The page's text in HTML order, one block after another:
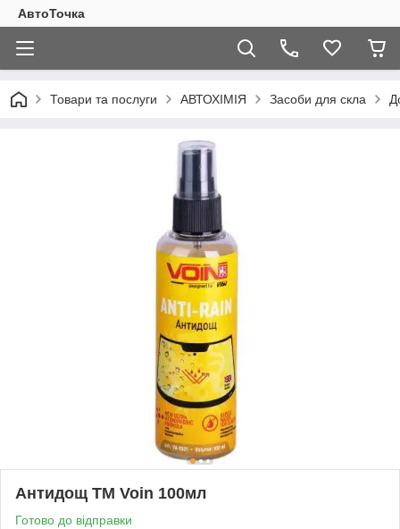
АвтоТочка
Товари та послуги АВТОХІМІЯ Засоби для скла
Антидощ ТМ Voin 100мл
Готово до відправки